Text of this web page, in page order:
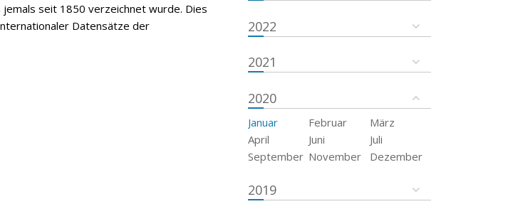
seit 1850 verzeichnet wurde. Dies
Datensätze der
2022
2021
2020
Januar Februar
März
April
Juni
Juli
September November Dezember
2019